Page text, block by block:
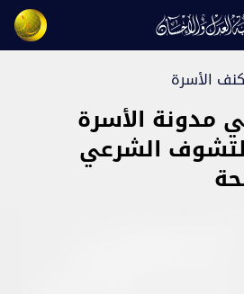
الأسرة
مدونة الأسرة
الشرعي